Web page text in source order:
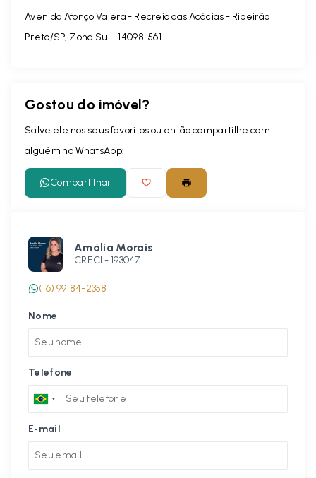
Avenida Afonço Valera - Recreio das Acácias - Ribeirão
Preto/SP, Zona Sul - 14098-561
Gostou do imóvel?
Salve ele nos seus favoritos ou então compartilhe com
alguém no WhatsApp:
Compartilhar
Amália Morais
CRECI - 193047
(16) 99184-2358
Nome
Telefone
E-mail